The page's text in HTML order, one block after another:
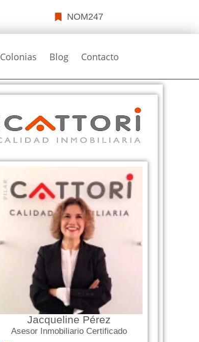
NOM247
Colonias Blog Contacto
Jacqueline Pérez
Asesor Inmobiliario Certificado